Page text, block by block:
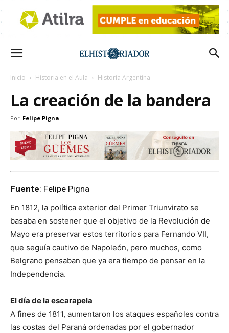
Inicio Historia en el Aula Historia Argentina
La creación de la bandera
Por Felipe Pigna -
Fuente: Felipe Pigna
En 1812, la política exterior del Primer Triunvirato se
basaba en sostener que el objetivo de la Revolución de
Mayo era preservar estos territorios para Fernando VII,
que seguía cautivo de Napoleón, pero muchos, como
Belgrano pensaban que ya era tiempo de pensar en la
Independencia.
El día de la escarapela
A fines de 1811, aumentaron los ataques españoles contra
las costas del Paraná ordenadas por el gobernador